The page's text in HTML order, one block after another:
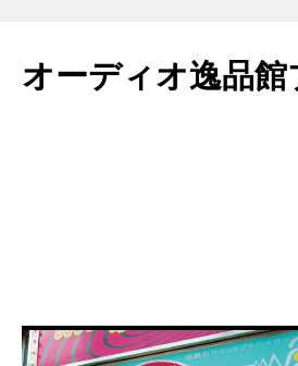
テ
ン
オーディオ逸品